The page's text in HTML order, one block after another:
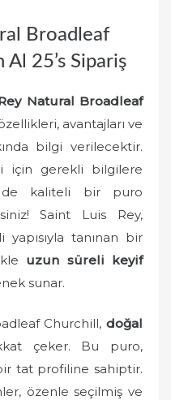
Broadleaf
Al 25’s Sipariş
Natural Broadleaf
avantajları ve
bilgi verilecektir.
için gerekli bilgilere
de kaliteli bir puro
Saint Luis Rey,
tanınan bir
uzun süreli keyif
sunar.
Churchill, doğal
çeker. Bu puro,
tat profiline sahiptir.
özenle seçilmiş ve